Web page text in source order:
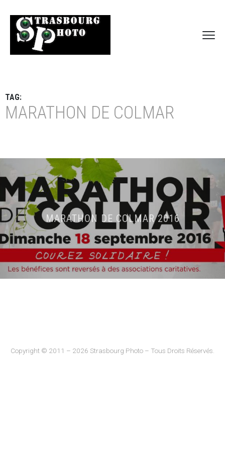
TAG:
MARATHON DE COLMAR
MARATHON DE COLMAR 2016
Copyright © 2011 – 2026 Strasbourg Photo – Tous Droits Réservés.